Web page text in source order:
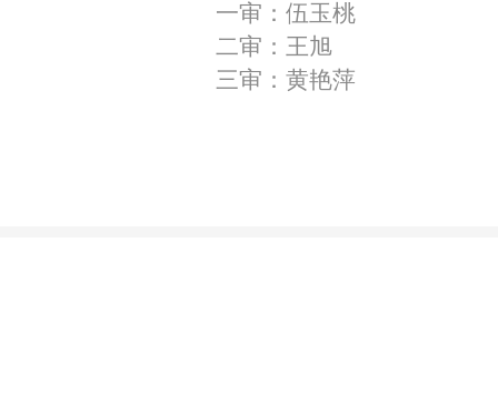
一审：伍玉桃
二审：王旭
三审：黄艳萍